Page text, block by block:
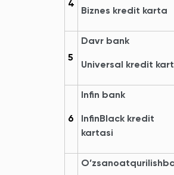
4
Biznes kredit karta‎‎
5
Davr bank
Universal kredit
6
Infin bank
InfinBlack kredit
kartasi